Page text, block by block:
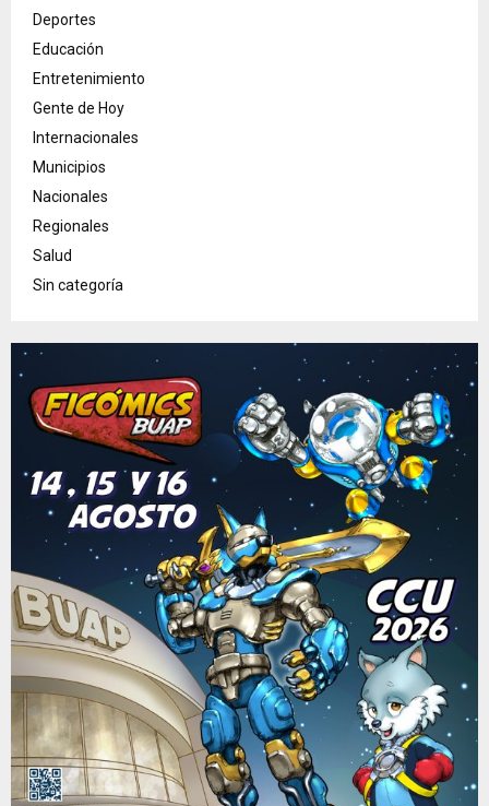
Deportes
Educación
Entretenimiento
Gente de Hoy
Internacionales
Municipios
Nacionales
Regionales
Salud
Sin categoría